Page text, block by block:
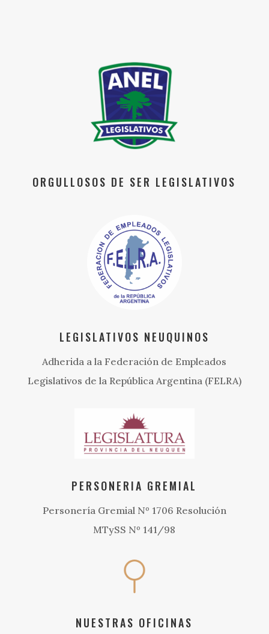
ORGULLOSOS DE SER LEGISLATIVOS
LEGISLATIVOS NEUQUINOS
Adherida a la Federación de Empleados
Legislativos de la República Argentina (FELRA)
PERSONERIA GREMIAL
Personería Gremial Nº 1706 Resolución
MTySS Nº 141/98
NUESTRAS OFICINAS